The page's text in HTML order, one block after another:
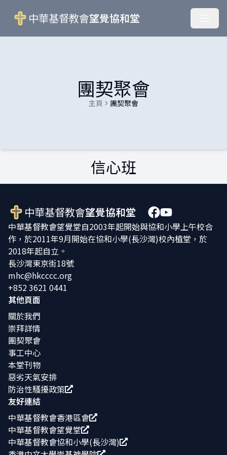
中華基督教會望覺協和堂
團契聚會
主頁 團契聚會
信心班
中華基督教會望覺協和堂
中華基督教會望覺堂自2003年起開始與協和小學上午校合
作，於2011年9月開始在協和小學(長沙灣)校內植堂，於
2018年起自立。
長沙灣東京街18號
mhc@hkcccc.org
+852 3621 0441
其他頁面
關於我們
崇拜詳情
團契聚會
事工中心
本堂刊物
惡劣天氣安排
防治性騷擾政策
友好連結
中華基督教會香港區會
中華基督教會望覺堂
中華基督教會協和小學(長沙灣)